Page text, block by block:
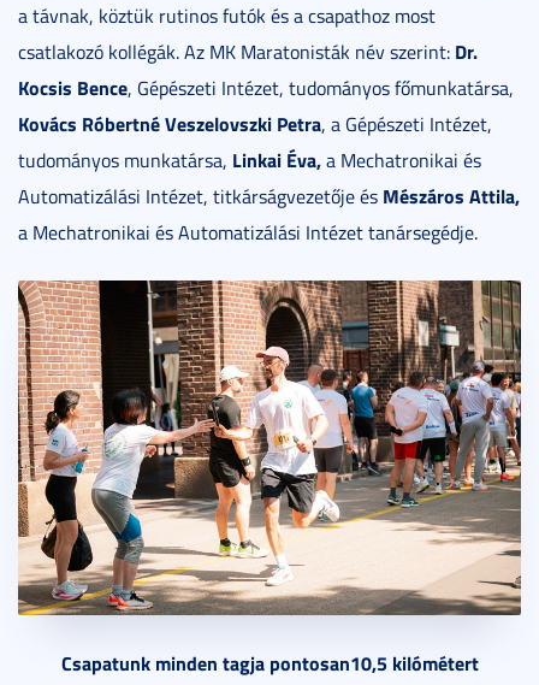
a távnak, köztük rutinos futók és a csapathoz most
csatlakozó kollégák. Az MK Maratonisták név szerint: Dr.
Kocsis Bence, Gépészeti Intézet, tudományos főmunkatársa,
Kovács Róbertné Veszelovszki Petra, a Gépészeti Intézet,
tudományos munkatársa, Linkai Éva,a Mechatronikai és
Automatizálási Intézet, titkárságvezetője és Mészáros Attila,
a Mechatronikai és Automatizálási Intézet tanársegédje.
Csapatunk minden tagja pontosan10,5 kilómétert